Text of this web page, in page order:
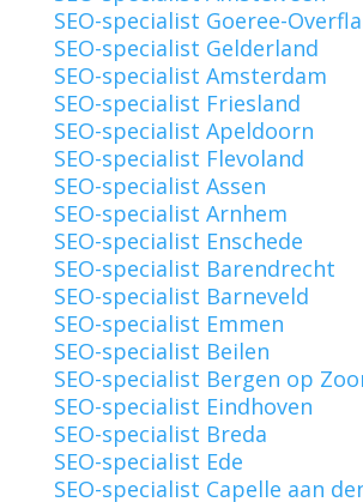
SEO-specialist Goeree-
SEO-specialist Gelderland
SEO-specialist Amsterdam
SEO-specialist Friesland
SEO-specialist Apeldoorn
SEO-specialist Flevoland
SEO-specialist Assen
SEO-specialist Arnhem
SEO-specialist Enschede
SEO-specialist Barendrecht
SEO-specialist Barneveld
SEO-specialist Emmen
SEO-specialist Beilen
SEO-specialist Bergen op
SEO-specialist Eindhoven
SEO-specialist Breda
SEO-specialist Ede
SEO-specialist Capelle aan